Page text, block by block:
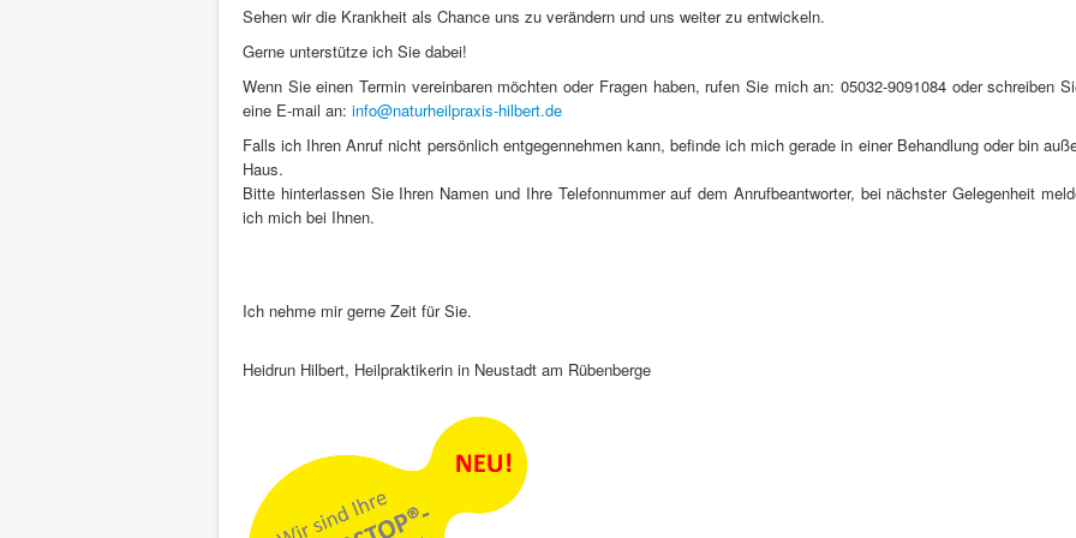
Sehen wir die Krankheit als Chance uns zu verändern und uns weiter zu entwickeln.
Gerne unterstütze ich Sie dabei!
Wenn Sie einen Termin vereinbaren möchten oder Fragen haben, rufen Sie mich an: 05032-9091084 oder schreiben
eine E-mail an: info@naturheilpraxis-hilbert.de
Falls ich Ihren Anruf nicht persönlich entgegennehmen kann, befinde ich mich gerade in einer Behandlung oder bin
Haus.
Bitte hinterlassen Sie Ihren Namen und Ihre Telefonnummer auf dem Anrufbeantworter, bei nächster Gelegenheit
ich mich bei Ihnen.
Ich nehme mir gerne Zeit für Sie.
Heidrun Hilbert, Heilpraktikerin in Neustadt am Rübenberge